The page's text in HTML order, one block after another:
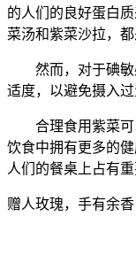
的人们的良好蛋白
菜汤和紫菜沙拉，
然而，对于碘
适度，以避免摄入过
合理食用紫菜
饮食中拥有更多的
人们的餐桌上占有
赠人玫瑰，手有余